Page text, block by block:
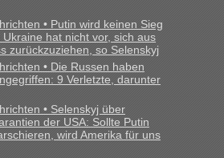
• Putin wird keinen Sieg
hat nicht vor, sich aus
zurückzuziehen, so Selenskyj
• Die Russen haben
9 Verletzte, darunter
• Selenskyj über
der USA: Sollte Putin
wird Amerika für uns